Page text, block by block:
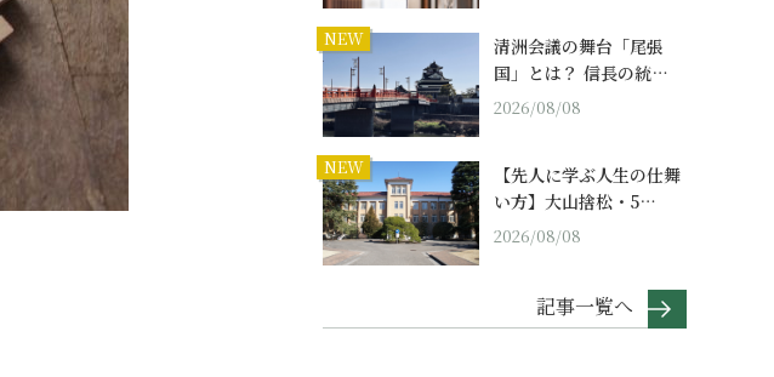
NEW
清洲会議の舞台「尾張
国」とは？ 信長の統…
2026/08/08
NEW
【先人に学ぶ人生の仕舞
い方】大山捨松・5…
2026/08/08
記事一覧へ